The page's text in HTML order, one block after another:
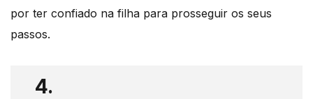
por ter confiado na filha para prosseguir os seus
passos.
4.